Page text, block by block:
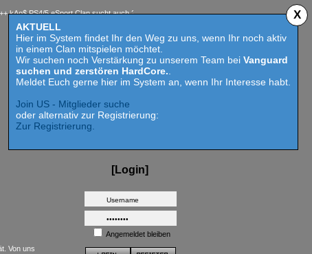
AKTUELL
Hier im System findet Ihr den Weg zu uns, wenn Ihr noch aktiv
in einem Clan mitspielen möchtet.
Wir suchen noch Verstärkung zu unserem Team bei Vanguard
suchen und zerstören HardCore.
Meldet Euch gerne hier im System an, wenn Ihr Interesse habt.
Join US - Mitglieder suche
oder alternativ zur Registrierung:
Zur Registrierung.
X
PS4/5 eSport Clan sucht auch 2023 Competition aktive Mitspieler für Call of Duty MW 2 -
Von uns
[Login]
Angemeldet bleiben